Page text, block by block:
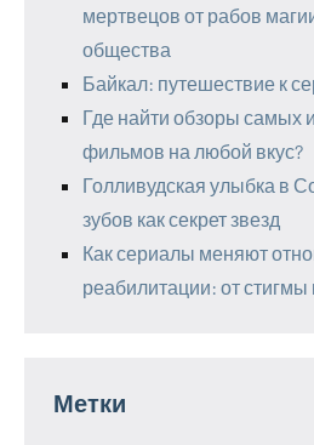
мертвецов от рабов
общества
Байкал: путешествие к
Где найти обзоры самых
фильмов на любой вкус?
Голливудская улыбка в
зубов как секрет звезд
Как сериалы меняют
реабилитации: от стигмы
Метки